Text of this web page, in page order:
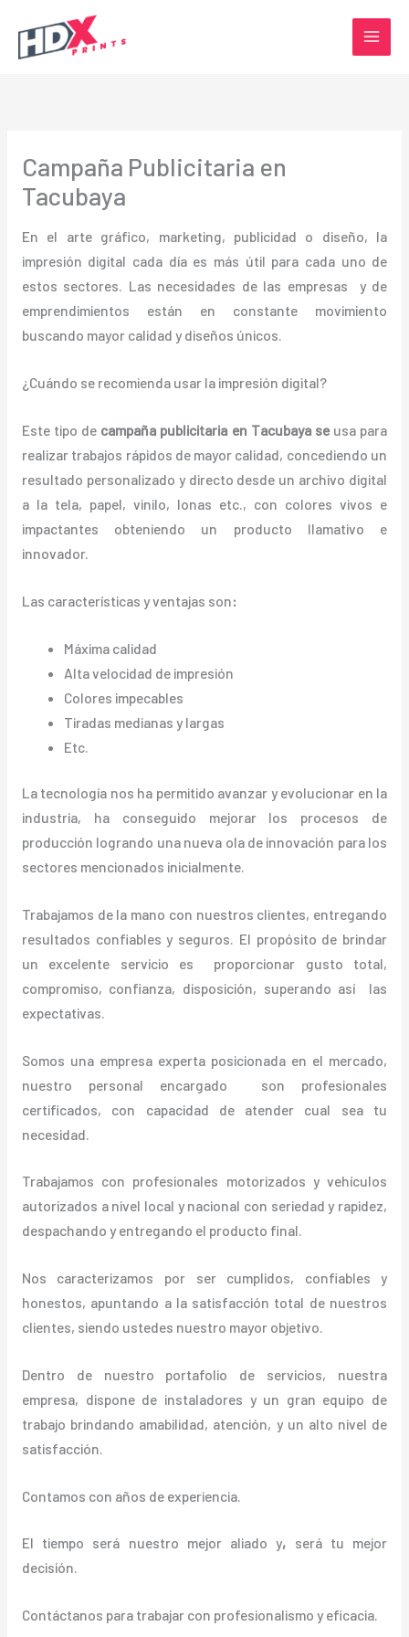
contenido
Campaña Publicitaria en
Tacubaya
En el arte gráfico, marketing, publicidad o diseño, la
impresión digital cada día es más útil para cada uno de
estos sectores. Las necesidades de las empresas y de
emprendimientos están en constante movimiento
buscando mayor calidad y diseños únicos.
¿Cuándo se recomienda usar la impresión digital?
Este tipo de campaña publicitaria en Tacubaya seusa para
realizar trabajos rápidos de mayor calidad, concediendo un
resultado personalizado y directo desde un archivo digital
a la tela, papel, vinilo, lonas etc., con colores vivos e
impactantes obteniendo un producto llamativo e
innovador.
Las características y ventajas son:
Máxima calidad
Alta velocidad de impresión
Colores impecables
Tiradas medianas y largas
Etc.
La tecnología nos ha permitido avanzar y evolucionar en la
industria, ha conseguido mejorar los procesos de
producción logrando una nueva ola de innovación para los
sectores mencionados inicialmente.
Trabajamos de la mano con nuestros clientes, entregando
resultados confiables y seguros. El propósito de brindar
un excelente servicio es proporcionar gusto total,
compromiso, confianza, disposición, superando así las
expectativas.
Somos una empresa experta posicionada en el mercado,
nuestro personal encargado son profesionales
certificados, con capacidad de atender cual sea tu
necesidad.
Trabajamos con profesionales motorizados y vehículos
autorizados a nivel local y nacional con seriedad y rapidez,
despachando y entregando el producto final.
Nos caracterizamos por ser cumplidos, confiables y
honestos, apuntando a la satisfacción total de nuestros
clientes, siendo ustedes nuestro mayor objetivo.
Dentro de nuestro portafolio de servicios, nuestra
empresa, dispone de instaladores y un gran equipo de
trabajo brindando amabilidad, atención, y un alto nivel de
satisfacción.
Contamos con años de experiencia.
El tiempo será nuestro mejor aliado y, será tu mejor
decisión.
Contáctanos para trabajar con profesionalismo y eficacia.